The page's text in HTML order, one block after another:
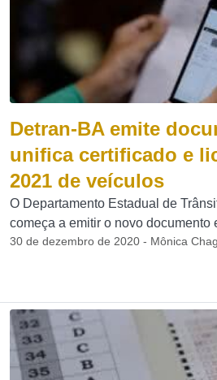
Detran-BA emite
unifica certificado e
2021 de veículos
O Departamento Estadual de
começa a emitir o novo documento
30 de dezembro de 2020 - Mônica